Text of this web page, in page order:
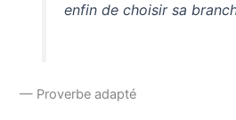
enfin de choisir sa
— Proverbe adapté